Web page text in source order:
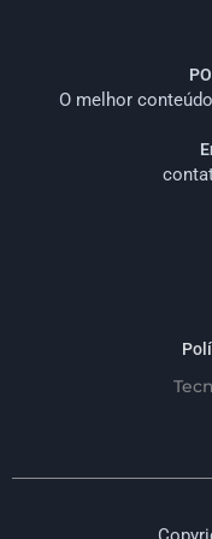
O melhor